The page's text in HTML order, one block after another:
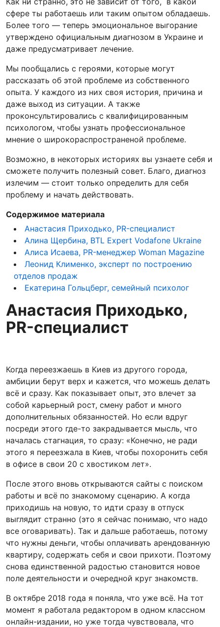
сфере ты работаешь или таким опытом обладаешь.
Более того — теперь эмоциональное выгорание
утверждено официальным диагнозом в Украине и
даже предусматривает лечение.
Мы пообщались с героями, которые могут
рассказать об этой проблеме из собственного
опыта. У каждого из них своя история, причина и
даже выход из ситуации. А также
проконсультировались с квалифицированным
психологом, чтобы узнать профессиональное
мнение о широкораспространеной проблеме.
Возможно, в некоторых историях вы узнаете себя и
сможете получить полезный совет. Благо, диагноз
излечим — стоит только определить для себя
проблему и начать действовать.
Содержимое материала
Анастасия Приходько, PR-специалист
Алина Щербина, BTL Expert Vodafone Ukraine
Алиса Исаева, PR-менеджер Woman Magazine
Леонид Клименко, эксперт по построению
отделов продаж
Екатерина Гольцберг, семейный психолог
Анастасия Приходько,
PR-специалист
Когда переезжаешь в Киев из другого города,
амбиции берут верх и кажется, что можешь делать
всё и сразу. Как показывает опыт, это влечет за
собой карьерный рост, смену работ и много
дополнительных обязанностей. Но если вдруг
посреди этого где-то закрадывается мысль, что
началась стагнация, то сразу: «Конечно, не ради
этого я переезжала в Киев, чтобы похоронить себя
в офисе в свои 20 с хвостиком лет».
После этого вновь открываются сайты с поиском
работы и всё по знакомому сценарию. А когда
приходишь на новую, то идти сразу в отпуск
выглядит странно (это я сейчас понимаю, что надо
все оговаривать). Так и дальше работаешь, потому
что нужны деньги, чтобы оплачивать арендованную
квартиру, содержать себя и свои прихоти. Поэтому
снова единственной радостью становится новое
поле деятельности и очередной круг знакомств.
В октябре 2018 года я поняла, что уже всё. На тот
момент я работала редактором в одном классном
онлайн-издании, но уже тогда чувствовала, что